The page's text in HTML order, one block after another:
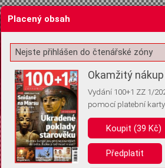
Žádost o souhlas s ukládáním
Pro základní fungování webu nepotřebujeme
(tzv. cookies apod.). Rádi bychom vás ale
uložením volitelných informací:
Placený obsah
Nejste přihlášen do čtenářské zóny
Okamžitý nákup
Vydání 100+1 ZZ 1/
pomocí platební karty
Koupit (39 Kč)
Předplatit